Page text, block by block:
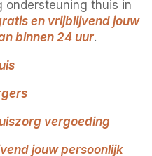
ondersteuning thuis in
en vrijblijvend jouw
binnen 24 uur.
vergoeding
jouw persoonlijk